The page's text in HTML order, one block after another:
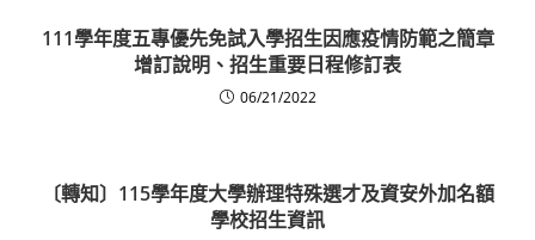
111學年度五專優先免試入學招生因應疫情防範之簡章
增訂說明、招生重要日程修訂表
06/21/2022
〔轉知〕115學年度大學辦理特殊選才及資安外加名額
學校招生資訊